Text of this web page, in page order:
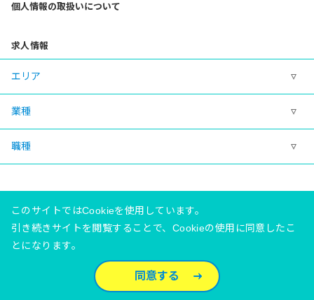
個人情報の取扱いについて
求人情報
エリア
業種
職種
有料職業紹介事業許可番号 23‐ユ‐020081
©Meidaisha Co., Ltd.
このサイトではCookieを使用しています。
引き続きサイトを閲覧することで、Cookieの使用に同意したこ
とになります。
同意する